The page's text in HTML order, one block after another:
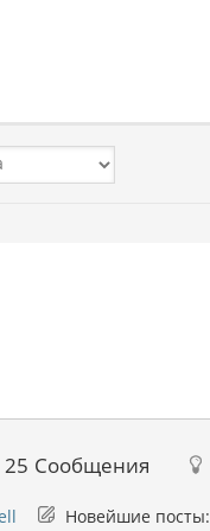
25 Сообщения
Новейшие посты: